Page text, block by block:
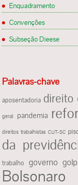
Enquadramento
Convenções
Subseção Dieese
Palavras-chave
aposentadoria direito
geral pandemia
direitos trabalhistas CUT-SC
da
trabalho governo
Bolsonaro